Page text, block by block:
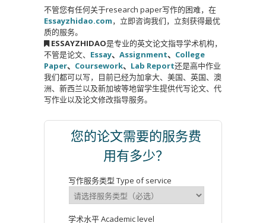
不管您有任何关于research paper写作的困难，在
Essayzhidao.com，立即咨询我们，立刻获得最优
质的服务。
ESSAYZHIDAO是专业的英文论文指导学术机构，
不管是论文、 Essay、 Assignment、 College
Paper、 Coursework、 Lab Report还是高中作业
我们都可以写，目前已经为加拿大、美国、英国、澳
洲、新西兰以及新加坡等地留学生提供代写论文、代
写作业以及论文修改指导服务。
您的论文需要的服务费
用有多少？
写作服务类型 Type of service
学术水平 Academic level